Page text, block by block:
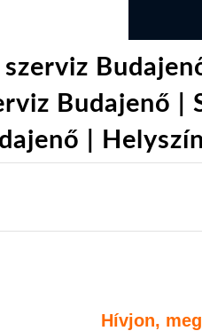
szerviz
Budajenő |
|
Hívjon,